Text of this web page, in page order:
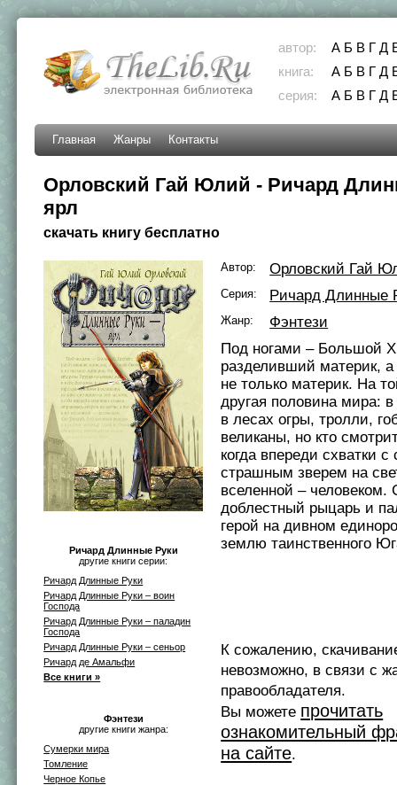
автор: А Б В Г Д
книга:
А Б В Г Д
серия:
А Б В Г Д
Главная Жанры Контакты
Орловский Гай Юлий - Ричард
ярл
скачать книгу бесплатно
Ричард Длинные Руки
другие книги серии:
Ричард Длинные Руки
Ричард Длинные Руки – воин
Господа
Ричард Длинные Руки – паладин
Господа
Ричард Длинные Руки – сеньор
Ричард де Амальфи
Все книги »
Фэнтези
другие книги жанра:
Сумерки мира
Томление
Черное Копье
Автор: Орловский Гай
Серия: Ричард Длинные
Жанр:
Фэнтези
Под ногами – Большой
разделивший материк,
не только материк. На
другая половина мира:
в лесах огры, тролли,
великаны, но кто
когда впереди схватки
страшным зверем на
вселенной – человеком.
доблестный рыцарь и
герой на дивном
землю таинственного
К сожалению,
невозможно, в связи с
правообладателя.
Вы можете прочитать
ознакомительный
на сайте.